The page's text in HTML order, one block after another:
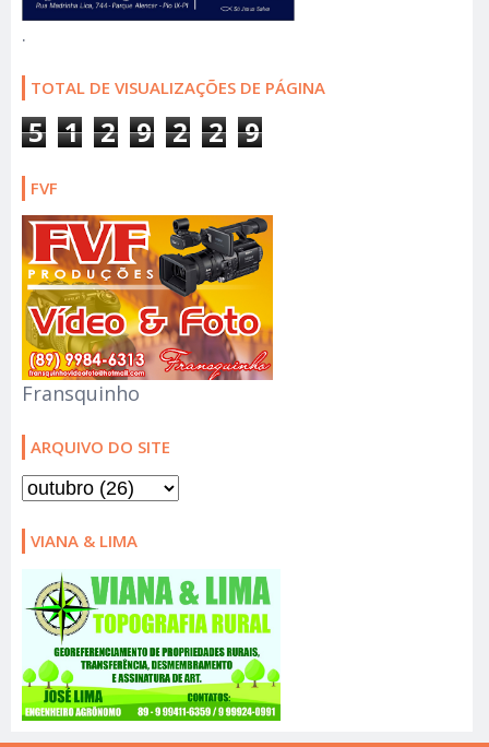
.
TOTAL DE VISUALIZAÇÕES DE PÁGINA
5 1 2 9 2 2 9
FVF
Fransquinho
ARQUIVO DO SITE
VIANA & LIMA